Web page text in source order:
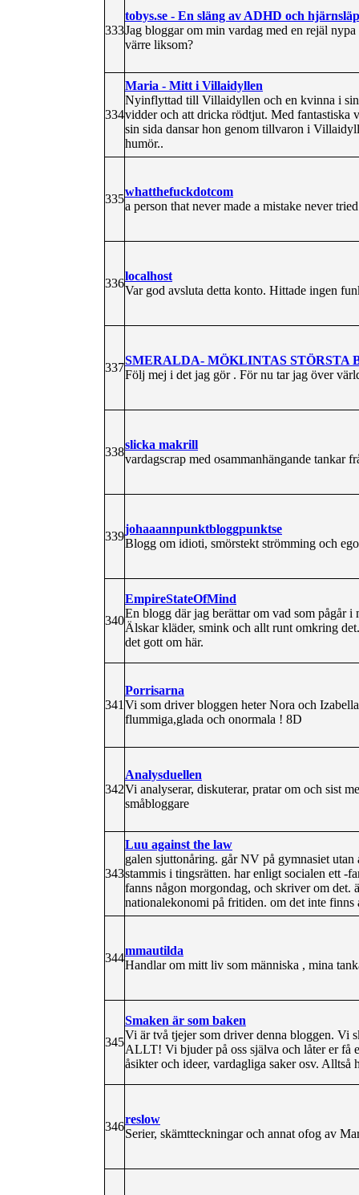
333
tobys.se - En släng av ADHD och
Jag bloggar om min vardag med en rejäl
värre liksom?
334
Maria - Mitt i Villaidyllen
Nyinflyttad till Villaidyllen och en kvinna i
vidder och att dricka rödtjut. Med fantastiska
sin sida dansar hon genom tillvaron i
humör..
335
whatthefuckdotcom
a person that never made a mistake never
336
localhost
Var god avsluta detta konto. Hittade ingen
337
SMERALDA- MÖKLINTAS STÖRSTA
Följ mej i det jag gör . För nu tar jag över
338
slicka makrill
vardagscrap med osammanhängande tankar
339
johaaannpunktbloggpunktse
Blogg om idioti, smörstekt strömming och
340
EmpireStateOfMind
En blogg där jag berättar om vad som pågår
Älskar kläder, smink och allt runt omkring
det gott om här.
341
Porrisarna
Vi som driver bloggen heter Nora och
flummiga,glada och onormala ! 8D
342
Analysduellen
Vi analyserar, diskuterar, pratar om och sist
småbloggare
343
Luu against the law
galen sjuttonåring. går NV på gymnasiet
stammis i tingsrätten. har enligt socialen ett -
fanns någon morgondag, och skriver om det.
nationalekonomi på fritiden. om det inte finns
344
mmautilda
Handlar om mitt liv som människa , mina
345
Smaken är som baken
Vi är två tjejer som driver denna bloggen. Vi
ALLT! Vi bjuder på oss själva och låter er få
åsikter och ideer, vardagliga saker osv.
346
reslow
Serier, skämtteckningar och annat ofog av